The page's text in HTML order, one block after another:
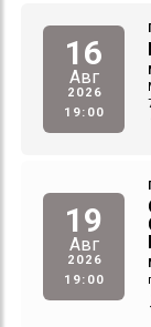
16
Авг
2026
19:00
19
Авг
2026
19:00